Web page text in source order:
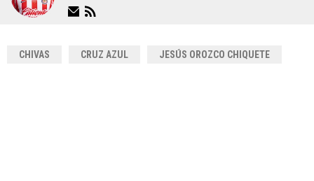
CHIVAS CRUZ AZUL JESÚS OROZCO CHIQUETE